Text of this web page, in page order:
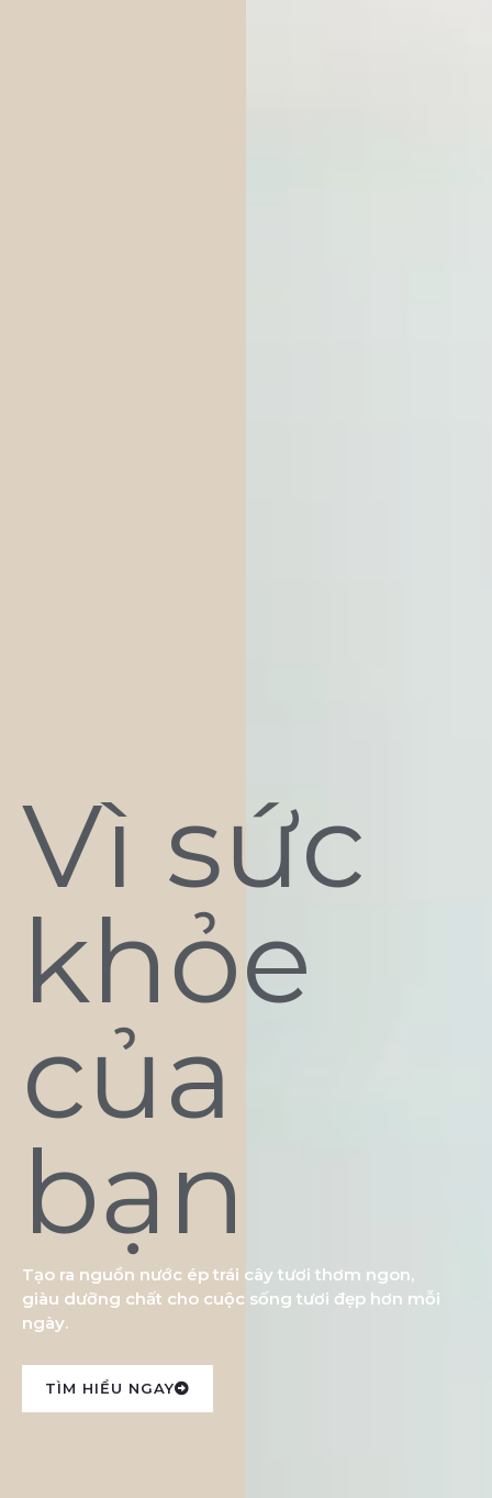
Vì sức
khỏe
của
bạn
Tạo ra nguồn nước ép trái cây tươi thơm ngon,
giàu dưỡng chất cho cuộc sống tươi đẹp hơn mỗi
ngày.
TÌM HIỂU NGAY